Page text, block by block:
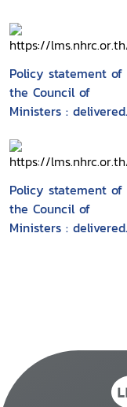
Policy statement of
the Council of
Ministers : delivered
Abhisit Vejjajiva to
the National
Assembly 29
December B.E.
2551(2008)
Policy statement of
the Council of
Ministers : delivered